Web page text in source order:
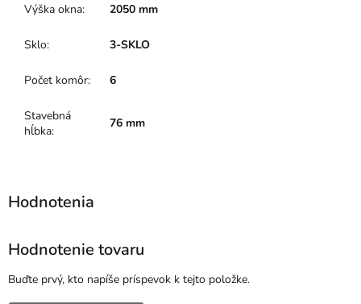
Výška okna: 2050 mm
Sklo: 3-SKLO
Počet komôr: 6
Stavebná
hĺbka:
76 mm
Hodnotenie tovaru
Buďte prvý, kto napíše príspevok k tejto položke.